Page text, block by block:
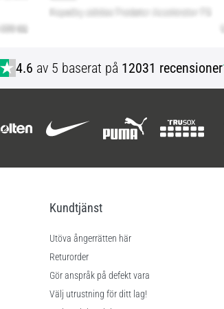
4.6 av 5 baserat på 12031 recensioner
Kundtjänst
Utöva ångerrätten här
Returorder
Gör anspråk på defekt vara
Välj utrustning för ditt lag!